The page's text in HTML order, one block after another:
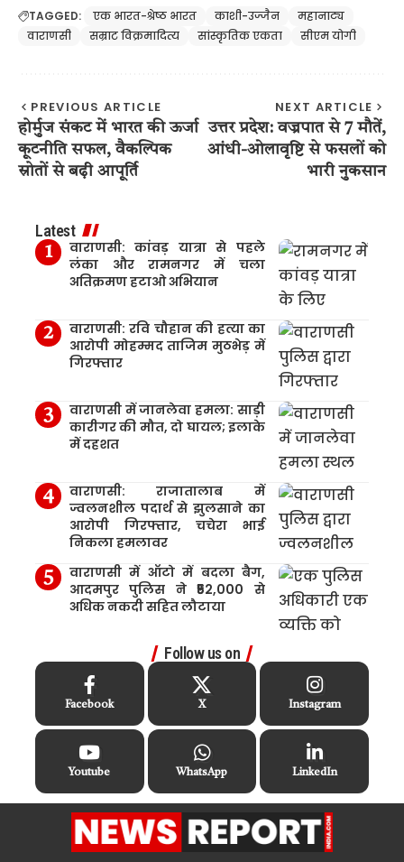
TAGGED: एक भारत-श्रेष्ठ भारत काशी-उज्जैन
महानाट्य
वाराणसी
सम्राट विक्रमादित्य सांस्कृतिक एकता सीएम योगी
PREVIOUS ARTICLE
होर्मुज संकट में भारत की ऊर्जा
कूटनीति सफल, वैकल्पिक
स्रोतों से बढ़ी आपूर्ति
NEXT ARTICLE
उत्तर प्रदेश: वज्रपात से 7 मौतें,
आंधी-ओलावृष्टि से फसलों को
भारी नुकसान
Latest
वाराणसी: कांवड़ यात्रा से पहले
लंका और रामनगर में चला
अतिक्रमण हटाओ अभियान
वाराणसी: रवि चौहान की हत्या का
आरोपी मोहम्मद ताजिम मुठभेड़ में
गिरफ्तार
वाराणसी में जानलेवा हमला: साड़ी
कारीगर की मौत, दो घायल; इलाके
में दहशत
वाराणसी: राजातालाब में
ज्वलनशील पदार्थ से झुलसाने का
आरोपी गिरफ्तार, चचेरा भाई
निकला हमलावर
वाराणसी में ऑटो में बदला बैग,
आदमपुर पुलिस ने ₹52,000 से
अधिक नकदी सहित लौटाया
Follow us on
Facebook X Instagram
Youtube WhatsApp LinkedIn